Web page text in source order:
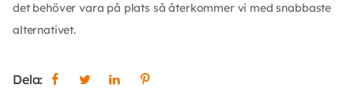
det behöver vara på plats så återkommer vi med snabbaste
alternativet.
Dela: